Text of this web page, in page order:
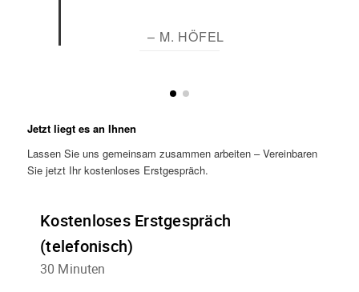
– M. HÖFEL
Jetzt liegt es an Ihnen
Lassen Sie uns gemeinsam zusammen arbeiten – Vereinbaren
Sie jetzt Ihr kostenloses Erstgespräch.